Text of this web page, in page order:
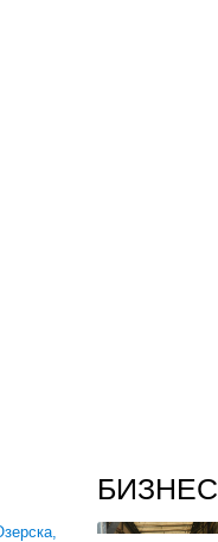
БИЗНЕС